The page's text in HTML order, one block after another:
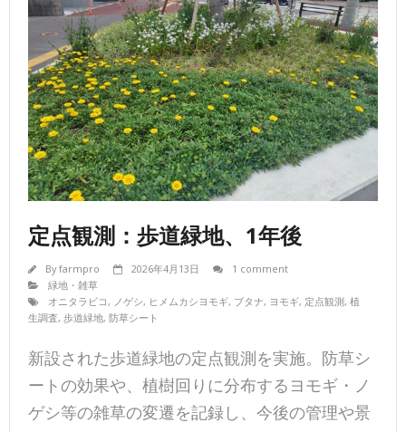
定点観測：歩道緑地、1年後
Byfarmpro 2026年4月13日
1 comment
緑地・雑草
オニタラビコ , ノゲシ, ヒメムカシヨモギ, ブタナ, ヨモギ, 定点観測, 植
生調査, 歩道緑地, 防草シート
新設された歩道緑地の定点観測を実施。防草シ
ートの効果や、植樹回りに分布するヨモギ・ノ
ゲシ等の雑草の変遷を記録し、今後の管理や景